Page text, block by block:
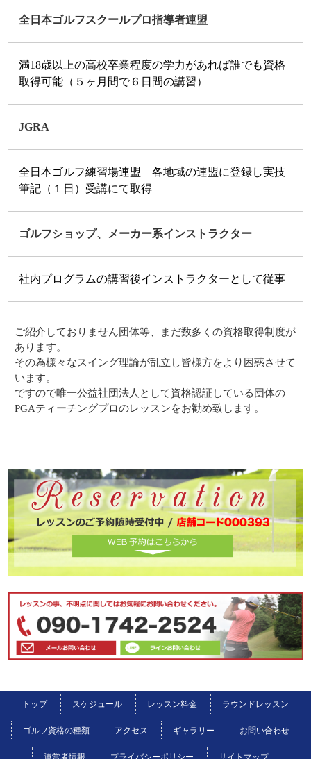
全日本ゴルフスクールプロ指導者連盟
満18歳以上の高校卒業程度の学力があれば誰でも資格
取得可能（５ヶ月間で６日間の講習）
JGRA
全日本ゴルフ練習場連盟 各地域の連盟に登録し実技
筆記（１日）受講にて取得
ゴルフショップ、メーカー系インストラクター
社内プログラムの講習後インストラクターとして従事
ご紹介しておりません団体等、まだ数多くの資格取得制度が
あります。
その為様々なスイング理論が乱立し皆様方をより困惑させて
います。
ですので唯一公益社団法人として資格認証している団体の
PGAティーチングプロのレッスンをお勧め致します。
トップ スケジュール レッスン料金 ラウンドレッスン
ゴルフ資格の種類 アクセス ギャラリー お問い合わせ